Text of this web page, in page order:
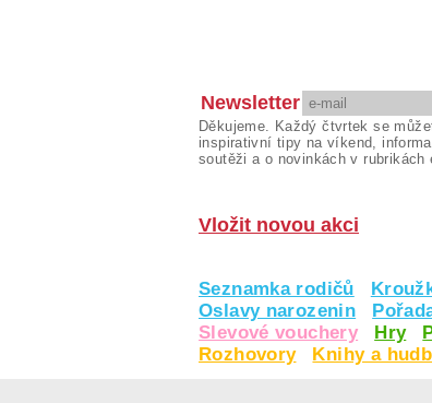
Newsletter
Děkujeme. Každý čtvrtek se
inspirativní tipy na víkend,
soutěži a o novinkách v rubrikách
Vložit novou akci
Seznamka rodičů
Oslavy narozenin
Slevové vouchery
Hry
Rozhovory
Knihy a